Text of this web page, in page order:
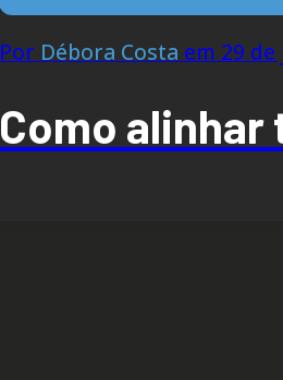
Por Débora Costa em 29
Como